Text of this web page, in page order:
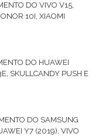
DO VIVO V15,
10I, XIAOMI
DO HUAWEI
SKULLCANDY PUSH E
DO SAMSUNG
Y7 (2019), VIVO